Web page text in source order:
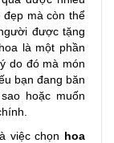
mà còn thể
được tặng
là một phần
do đó mà món
bạn đang băn
hoặc muốn
việc chọn hoa